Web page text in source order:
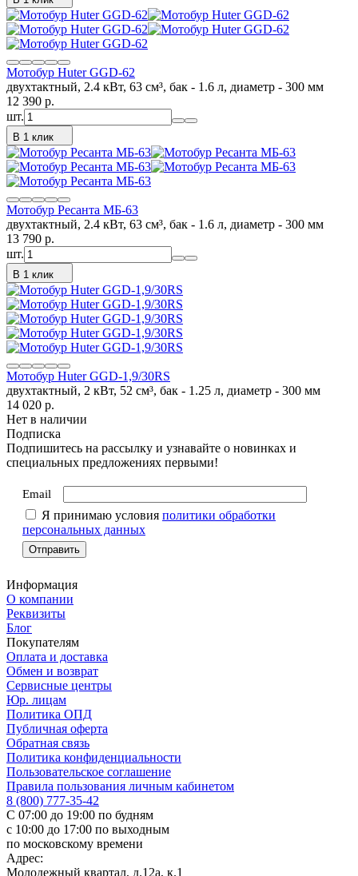
Мотобур Huter GGD-62
двухтактный, 2.4 кВт, 63 см³, бак - 1.6 л, диаметр - 300 мм
12 390 p.
шт.
В 1 клик
Мотобур Ресанта МБ-63
двухтактный, 2.4 кВт, 63 см³, бак - 1.6 л, диаметр - 300 мм
13 790 p.
шт.
В 1 клик
Мотобур Huter GGD-1,9/30RS
двухтактный, 2 кВт, 52 см³, бак - 1.25 л, диаметр - 300 мм
14 020 p.
Нет в наличии
Подписка
Подпишитесь на рассылку и узнавайте о новинках и
специальных предложениях первыми!
Email
Я принимаю условия политики обработки
персональных данных
Информация
О компании
Реквизиты
Блог
Покупателям
Оплата и доставка
Обмен и возврат
Сервисные центры
Юр. лицам
Политика ОПД
Публичная оферта
Обратная связь
Политика конфиденциальности
Пользовательское соглашение
Правила пользования личным кабинетом
8 (800) 777-35-42
С 07:00 до 19:00 по будням
с 10:00 до 17:00 по выходным
по московскому времени
Адрес:
Молодежный квартал, д.12а, к.1